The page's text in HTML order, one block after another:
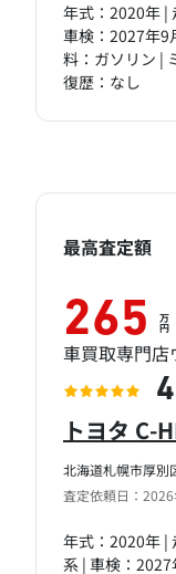
年式：2020年 |
車検：2027年9
料：ガソリン |
復歴：なし
北海道札幌市厚別
査定依頼日：
トヨタ C-
年式：2020年 |
系 | 車検：
最高査定額
265 万
円
車買取専門店